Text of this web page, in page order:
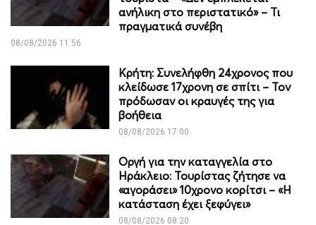
ανήλικη στο περιστατικό» – Τι
πραγματικά συνέβη
08/08/2026 11:56
Κρήτη: Συνελήφθη 24χρονος που
κλείδωσε 17χρονη σε σπίτι – Τον
πρόδωσαν οι κραυγές της για
βοήθεια
08/08/2026 17:00
Οργή για την καταγγελία στο
Ηράκλειο: Τουρίστας ζήτησε να
«αγοράσει» 10χρονο κορίτσι – «Η
κατάσταση έχει ξεφύγει»
08/08/2026 08:20